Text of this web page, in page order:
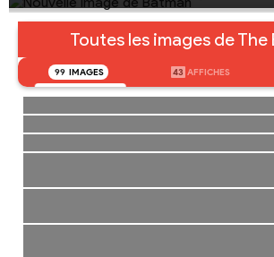
Toutes les images de The
99 IMAGES 43 AFFICHES